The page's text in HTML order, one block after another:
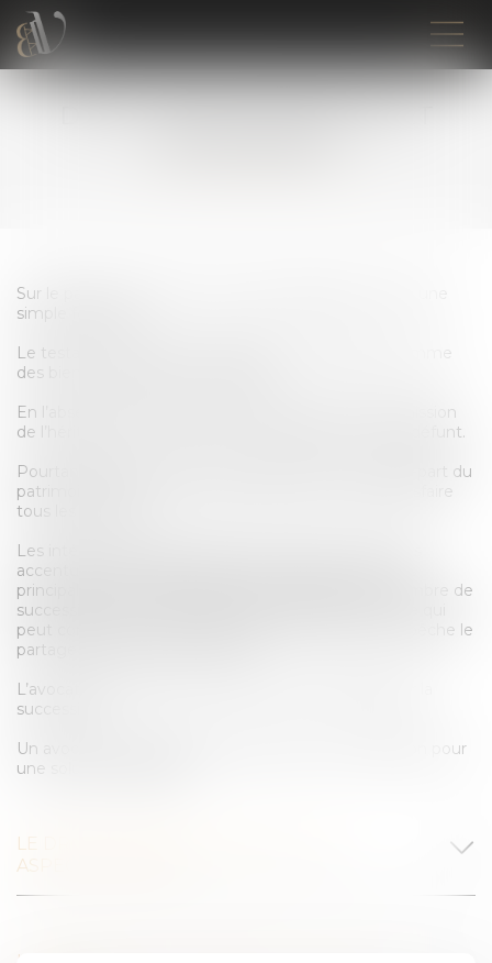
Sur le papier, le droit de succession apparaît comme une
simple formalité.
Le testament indique la répartition des liquidités comme
des biens mobiliers et immobiliers.
En l’absence de testament, la loi prévoit une transmission
de l’héritage en fonction du lien de parenté avec le défunt.
Pourtant, dans un cas comme dans l’autre, la quote-part du
patrimoine et des biens à percevoir peut ne pas satisfaire
tous les héritiers.
Les intérêts divergents d’ordre financiers et humains
accentuent les conflits latents ou révélés et sont les
principales causes de conflits successoraux. Bon nombre de
successions font éclater des désaccords familiaux ce qui
peut conduire à un blocage de la succession et empêche le
partage par simple acte notarié.
L’avocat entre alors en jeu pour tenter de débloquer la
succession.
Un avocat en droit de succession offre une médiation pour
une solution équitable.
LE DROIT DES SUCCESSIONS ET SES
ASPECTS FISCAUX